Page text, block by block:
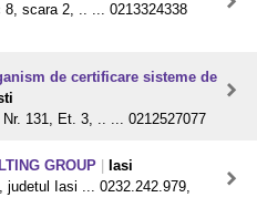
scara 2, .. ... 0213324338
de certificare sisteme de
131, Et. 3, .. ... 0212527077
GROUP
Iasi
judetul Iasi ... 0232.242.979,